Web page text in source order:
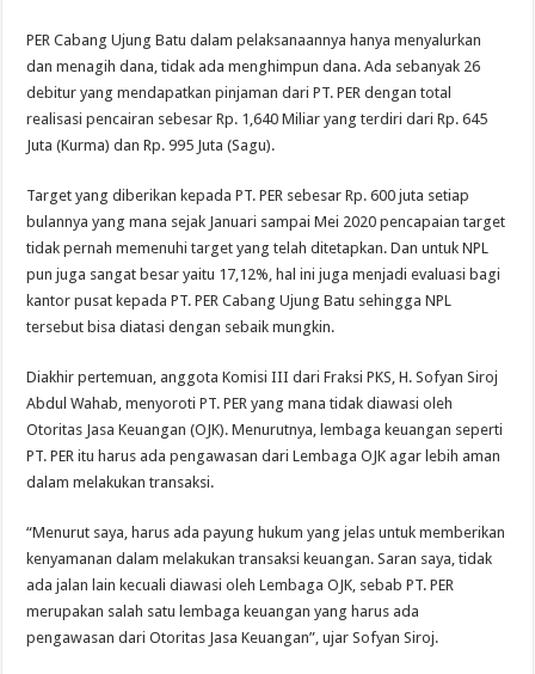
PER Cabang Ujung Batu dalam pelaksanaannya hanya menyalurkan
dan menagih dana, tidak ada menghimpun dana. Ada sebanyak 26
debitur yang mendapatkan pinjaman dari PT. PER dengan total
realisasi pencairan sebesar Rp. 1,640 Miliar yang terdiri dari Rp. 645
Juta (Kurma) dan Rp. 995 Juta (Sagu).
Target yang diberikan kepada PT. PER sebesar Rp. 600 juta setiap
bulannya yang mana sejak Januari sampai Mei 2020 pencapaian target
tidak pernah memenuhi target yang telah ditetapkan. Dan untuk NPL
pun juga sangat besar yaitu 17,12%, hal ini juga menjadi evaluasi bagi
kantor pusat kepada PT. PER Cabang Ujung Batu sehingga NPL
tersebut bisa diatasi dengan sebaik mungkin.
Diakhir pertemuan, anggota Komisi III dari Fraksi PKS, H. Sofyan Siroj
Abdul Wahab, menyoroti PT. PER yang mana tidak diawasi oleh
Otoritas Jasa Keuangan (OJK). Menurutnya, lembaga keuangan seperti
PT. PER itu harus ada pengawasan dari Lembaga OJK agar lebih aman
dalam melakukan transaksi.
“Menurut saya, harus ada payung hukum yang jelas untuk memberikan
kenyamanan dalam melakukan transaksi keuangan. Saran saya, tidak
ada jalan lain kecuali diawasi oleh Lembaga OJK, sebab PT. PER
merupakan salah satu lembaga keuangan yang harus ada
pengawasan dari Otoritas Jasa Keuangan”, ujar Sofyan Siroj.